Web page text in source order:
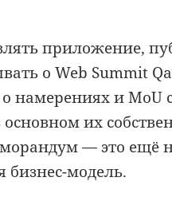
приложение,
о Web Summit
намерениях и MoU
их
— это ещё
бизнес-модель.